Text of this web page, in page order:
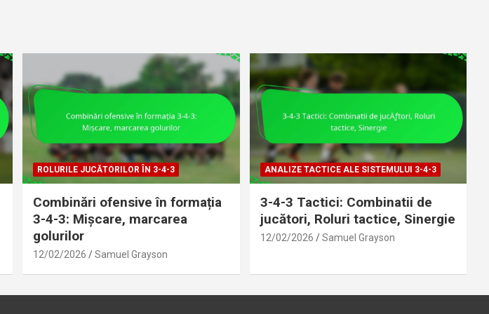
ROLURILE JUCĂTORILOR ÎN 3-4-3
Combinări ofensive în formația
3-4-3: Mișcare, marcarea
golurilor
12/02/2026 Samuel Grayson
ANALIZE TACTICE ALE SISTEMULUI 3-4-3
3-4-3 Tactici: Combinatii de
jucători, Roluri tactice, Sinergie
12/02/2026 Samuel Grayson